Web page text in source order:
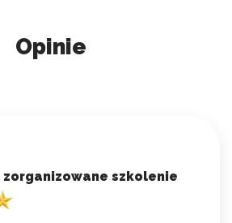
Opinie
szkolenie